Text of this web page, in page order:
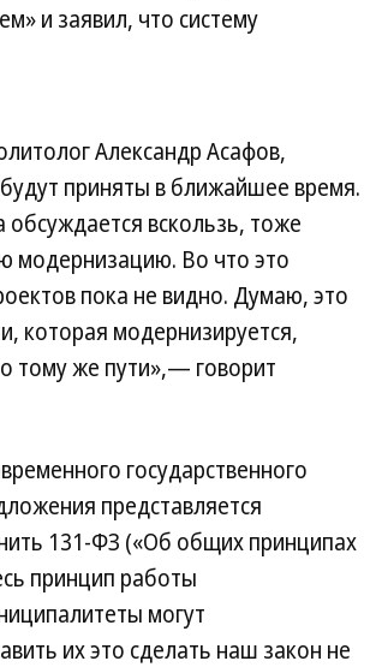
и заявил, что систему
Александр Асафов,
приняты в ближайшее время.
вскользь, тоже
модернизацию. Во что это
пока не видно. Думаю, это
которая модернизируется,
тому же пути»,— говорит
государственного
представляется
131-ФЗ («Об общих принципах
принцип работы
могут
их это сделать наш закон не